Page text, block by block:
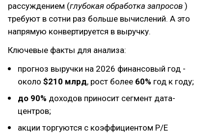
рассуждением (глубокая обработка запросов )
требуют в сотни раз больше вычислений. А это
напрямую конвертируется в выручку.
Ключевые факты для анализа:
прогноз выручки на 2026 финансовый год -
около $210 млрд, рост более 60% год к году;
до 90% доходов приносит сегмент дата-
центров;
акции торгуются с коэффициентом P/E